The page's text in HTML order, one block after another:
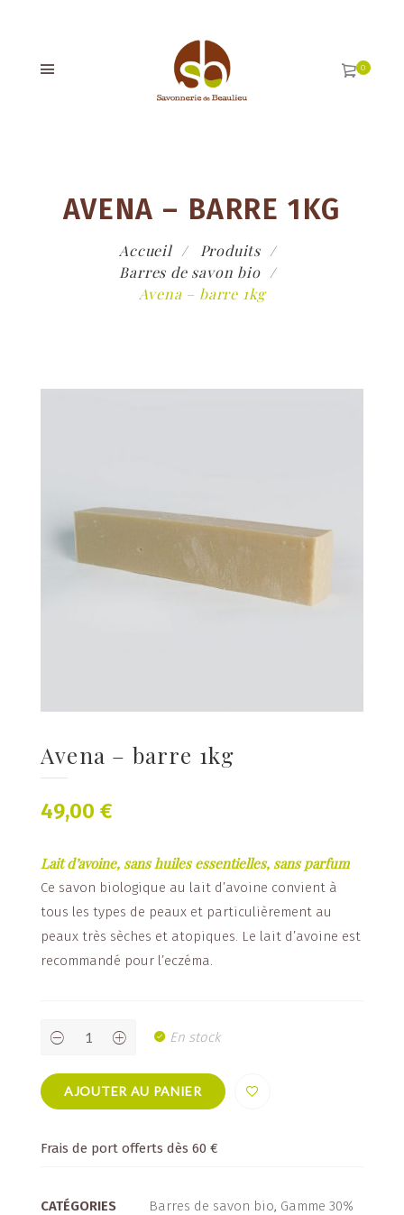
AVENA – BARRE 1KG
Accueil
Produits
Barres de savon bio
Avena – barre 1kg
Avena – barre 1kg
49,00 €
Lait d’avoine, sans huiles essentielles, sans parfum
Ce savon biologique au lait d’avoine convient à
tous les types de peaux et particulièrement au
peaux très sèches et atopiques. Le lait d’avoine est
recommandé pour l’eczéma.
Avena
-
1kg
quantity
En stock
AJOUTER AU PANIER
Frais de port offerts dès 60 €
CATÉGORIES Barres de savon bio, Gamme 30%